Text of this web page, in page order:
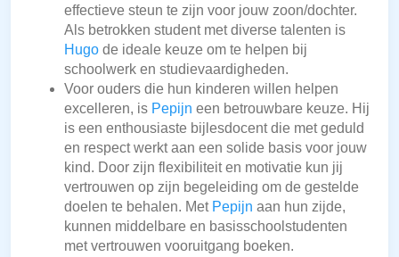
effectieve steun te zijn voor jouw zoon/dochter.
Als betrokken student met diverse talenten is
Hugo de ideale keuze om te helpen bij
schoolwerk en studievaardigheden.
Voor ouders die hun kinderen willen helpen
excelleren, is Pepijn een betrouwbare keuze. Hij
is een enthousiaste bijlesdocent die met geduld
en respect werkt aan een solide basis voor jouw
kind. Door zijn flexibiliteit en motivatie kun jij
vertrouwen op zijn begeleiding om de gestelde
doelen te behalen. Met Pepijn aan hun zijde,
kunnen middelbare en basisschoolstudenten
met vertrouwen vooruitgang boeken.